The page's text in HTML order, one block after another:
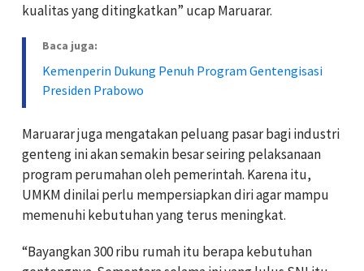
kualitas yang ditingkatkan” ucap Maruarar.
Baca juga:
Kemenperin Dukung Penuh Program Gentengisasi
Presiden Prabowo
Maruarar juga mengatakan peluang pasar bagi industri
genteng ini akan semakin besar seiring pelaksanaan
program perumahan oleh pemerintah. Karena itu,
UMKM dinilai perlu mempersiapkan diri agar mampu
memenuhi kebutuhan yang terus meningkat.
“Bayangkan 300 ribu rumah itu berapa kebutuhan